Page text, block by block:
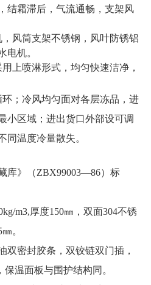
结霜滞后，气流通畅，支架风
风筒支架不锈钢，风叶防锈铝
电机。
上喷淋形式，均匀快速洁净，
；冷风均匀面对各层冻品，进
小区域；进出货口外部设可调
同温度冷量散失。
库》（ZBX99003—86） 标
m3,厚度150㎜ ，双面304不锈
㎜。
双密封胶条，双铰链双门插，
温面板与围护结构同。